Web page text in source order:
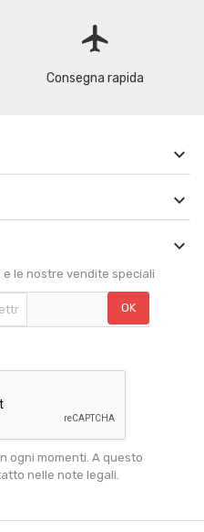
flight
Consegna rapida



le nostre vendite speciali
ogni momenti. A questo
nelle note legali.